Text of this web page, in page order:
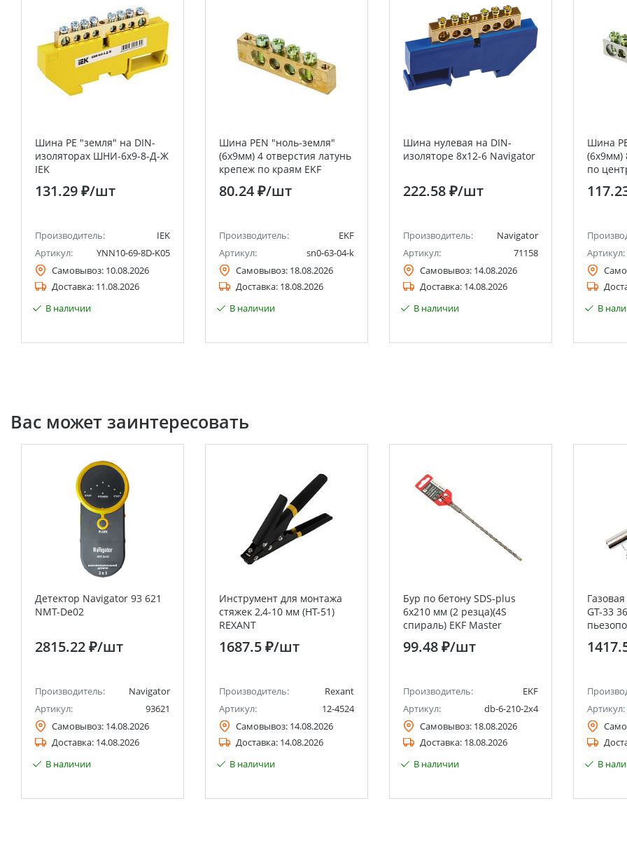
Шина PE "земля" на DIN-
изоляторах ШНИ-6х9-8-Д-Ж
IEK
131.29 ₽/шт
Производитель:
IEK
Артикул:
YNN10-69-8D-K05
Самовывоз: 10.08.2026
Доставка: 11.08.2026
В наличии
Шина PEN "ноль-земля"
(6х9мм) 4 отверстия латунь
крепеж по краям EKF
PROxima
80.24 ₽/шт
Производитель:
EKF
Артикул:
sn0-63-04-k
Самовывоз: 18.08.2026
Доставка: 18.08.2026
В наличии
Шина нулевая на DIN-
изоляторе 8х12-6 Navigator
222.58 ₽/шт
Производитель:
Navigator
Артикул:
71158
Самовывоз: 14.08.2026
Доставка: 14.08.2026
В наличии
Шина
(6x9мм)
по
Артикул:
В
Вас может заинтересовать
Детектор Navigator 93 621
NMT-De02
2815.22 ₽/шт
Производитель:
Navigator
Артикул:
93621
Самовывоз: 14.08.2026
Доставка: 14.08.2026
В наличии
Инструмент для монтажа
стяжек 2,4-10 мм (HT-51)
REXANT
1687.5 ₽/шт
Производитель:
Rexant
Артикул:
12-4524
Самовывоз: 14.08.2026
Доставка: 14.08.2026
В наличии
Бур по бетону SDS-plus
6х210 мм (2 резца)(4S
спираль) EKF Master
99.48 ₽/шт
Производитель:
EKF
Артикул:
db-6-210-2x4
Самовывоз: 18.08.2026
Доставка: 18.08.2026
В наличии
GT-33
Артикул:
В